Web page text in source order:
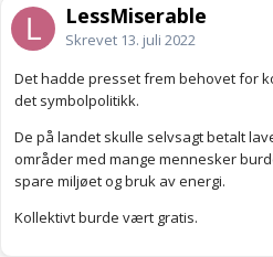
LessMiserable
Skrevet 13. juli 2022
Det hadde presset frem behovet for
det symbolpolitikk.
De på landet skulle selvsagt betalt
områder med mange mennesker
spare miljøet og bruk av energi.
Kollektivt burde vært gratis.